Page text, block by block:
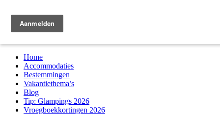
Home
Accommodaties
Bestemmingen
Vakantiethema’s
Blog
Tip: Glampings 2026
Vroegboekkortingen 2026